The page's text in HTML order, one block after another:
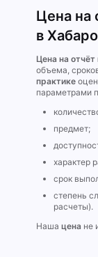
Цена на
в
Цена на отчёт
объема,
практике
параметрами
предмет;
характер
срок
степень
расчеты).
Наша цена не